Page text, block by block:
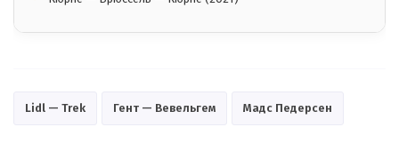
Lidl — Trek Гент — Вевельгем Мадс Педерсен